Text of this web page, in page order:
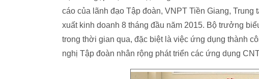
cáo của lãnh đạo Tập đoàn, VNPT Tiền Giang,
xuất kinh doanh 8 tháng đầu năm 2015. Bộ trưởng
trong thời gian qua, đặc biệt là việc ứng dụng thành
nghị Tập đoàn nhân rộng phát triển các ứng dụng